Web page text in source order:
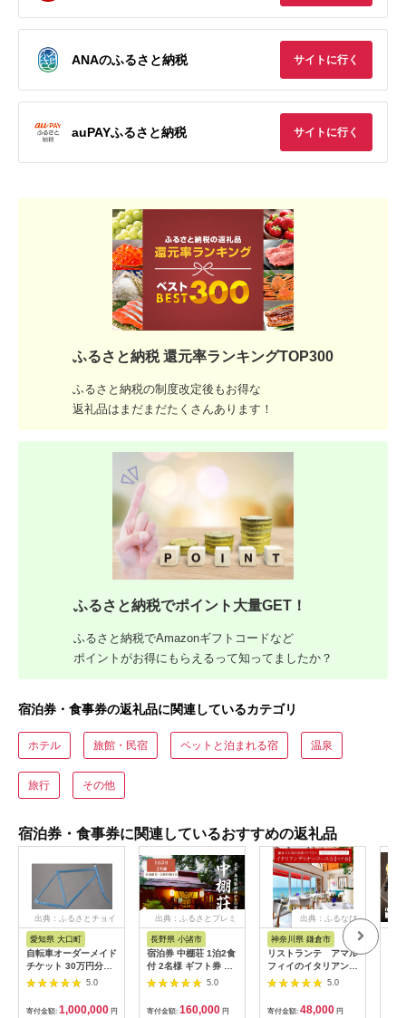
ANAのふるさと納税 サイトに行く
auPAYふるさと納税 サイトに行く
ふるさと納税 還元率ランキングTOP300
ふるさと納税の制度改定後もお得な
返礼品はまだまだたくさんあります！
ふるさと納税でポイント大量GET！
ふるさと納税でAmazonギフトコードなど
ポイントがお得にもらえるって知ってましたか？
宿泊券・食事券の返礼品に関連しているカテゴリ
ホテル 旅館・民宿 ペットと泊まれる宿 温泉
旅行 その他
宿泊券・食事券に関連しているおすすめの返礼品
出典：ふるさとチョイ
愛知県 大口町
自転車オーダーメイド
チケット 30万円分
【1360365】
5.0
寄付金額: 1,000,000 円
出典：ふるさとプレミ
長野県 小諸市
宿泊券 中棚荘 1泊2食
付 2名様 ギフト券 チ
ケット 券 宿泊 旅行
5.0
寄付金額: 160,000 円
出典：ふるなび
神奈川県 鎌倉市
リストランテ アマル
フィイのイタリアンデ
ィナーコースA ペア
5.0
寄付金額: 48,000 円